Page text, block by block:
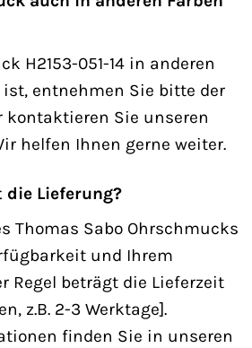
H2153-051-14 in anderen
entnehmen Sie bitte der
kontaktieren Sie unseren
helfen Ihnen gerne weiter.
die Lieferung?
Thomas Sabo Ohrschmucks
und Ihrem
Regel beträgt die Lieferzeit
z.B. 2-3 Werktage].
finden Sie in unseren